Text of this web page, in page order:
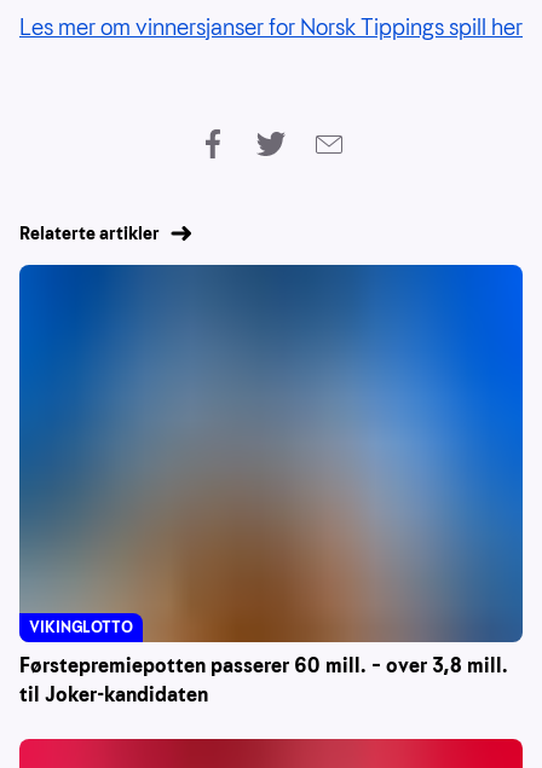
Les mer om vinnersjanser for Norsk Tippings spill her
Relaterte artikler
Førstepremiepotten passerer 60 mill. – over 3,8 mill.
til Joker-kandidaten
VIKINGLOTTO